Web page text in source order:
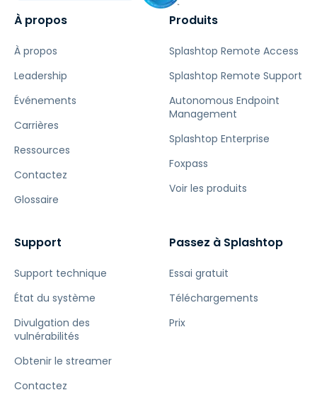
À propos
À propos
Leadership
Événements
Carrières
Ressources
Contactez
Glossaire
Produits
Splashtop Remote Access
Splashtop Remote Support
Autonomous Endpoint
Management
Splashtop Enterprise
Foxpass
Voir les produits
Support
Support technique
État du système
Divulgation des
vulnérabilités
Obtenir le streamer
Contactez
Passez à Splashtop
Essai gratuit
Téléchargements
Prix